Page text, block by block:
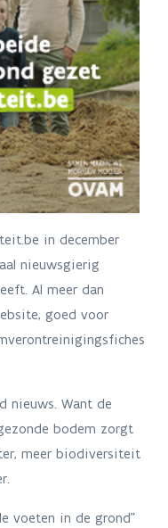
in december
nieuwsgierig
Al meer dan
goed voor
nieuws. Want de
bodem zorgt
meer biodiversiteit
voeten in de grond”